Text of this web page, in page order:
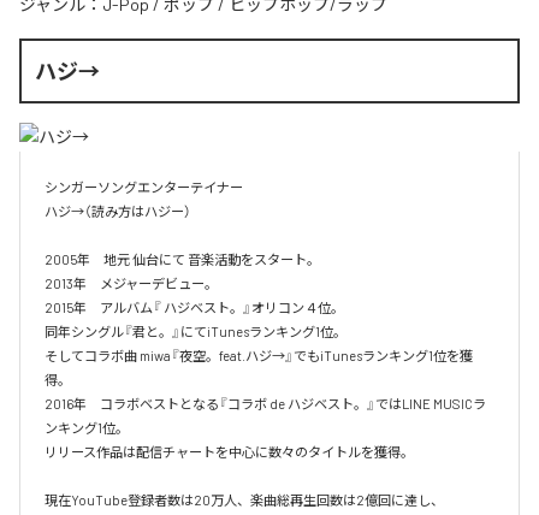
ハジ→
シンガーソングエンターテイナー
ハジ→（読み方はハジー）
2005年　地元 仙台にて 音楽活動をスタート。
2013年　メジャーデビュー。
2015年　アルバム『 ハジベスト。』オリコン４位。
同年シングル『君と。』にてiTunesランキング1位。
そしてコラボ曲 miwa『夜空。feat.ハジ→』でもiTunesランキング1位を獲
得。
2016年　コラボベストとなる『コラボ de ハジベスト。』ではLINE MUSICラ
ンキング1位。
リリース作品は配信チャートを中心に数々のタイトルを獲得。
現在YouTube登録者数は20万人、楽曲総再生回数は2億回に達し、